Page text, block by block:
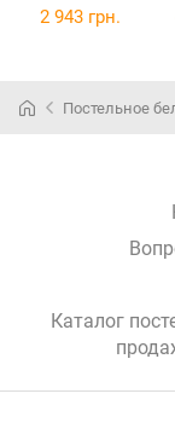
білизни 15-
2 943 грн.
Постельное
Каталог